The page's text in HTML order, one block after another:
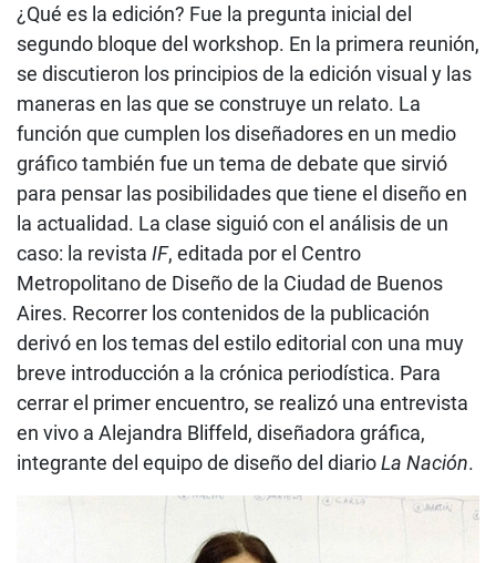
¿Qué es la edición? Fue la pregunta inicial del
segundo bloque del workshop. En la primera reunión,
se discutieron los principios de la edición visual y las
maneras en las que se construye un relato. La
función que cumplen los diseñadores en un medio
gráfico también fue un tema de debate que sirvió
para pensar las posibilidades que tiene el diseño en
la actualidad. La clase siguió con el análisis de un
caso: la revista IF, editada por el Centro
Metropolitano de Diseño de la Ciudad de Buenos
Aires. Recorrer los contenidos de la publicación
derivó en los temas del estilo editorial con una muy
breve introducción a la crónica periodística. Para
cerrar el primer encuentro, se realizó una entrevista
en vivo a Alejandra Bliffeld, diseñadora gráfica,
integrante del equipo de diseño del diarioLa Nación.